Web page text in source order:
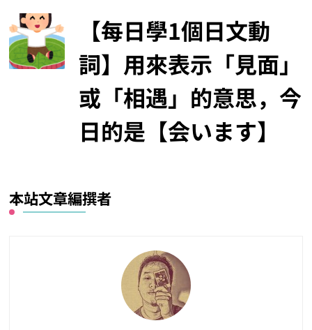
【每日學1個日文動
詞】用來表示「見面」
或「相遇」的意思，今
日的是【会います】
本站文章編撰者